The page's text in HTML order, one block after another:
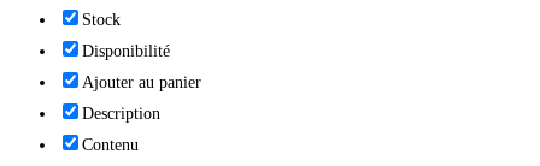
Stock
Disponibilité
Ajouter au panier
Description
Contenu